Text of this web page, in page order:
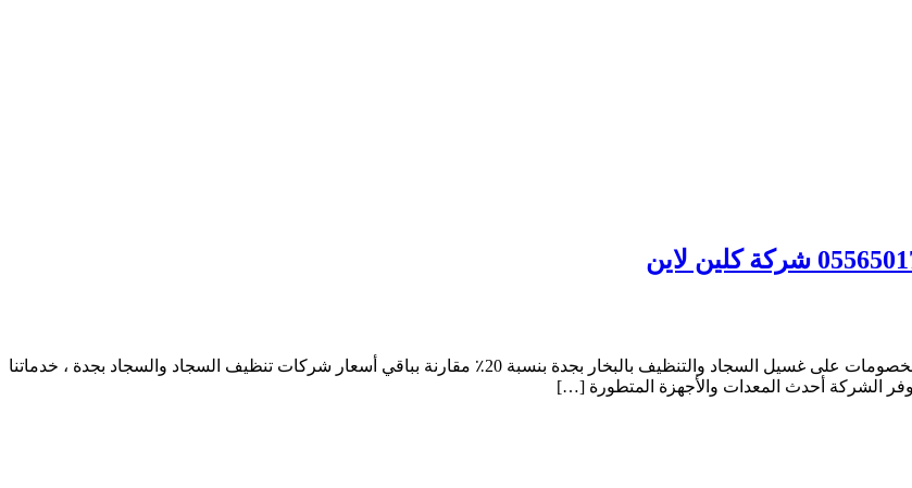
شركة تنظيف سجاد بجدة في كلين لاين للخدمات التي تقدم أفضل العروض والخصومات على غسيل السجاد والتنظيف بالبخار بجدة بنسبة 20٪ مقارنة بباقي أسعار شركات تنظيف السجاد والسجاد بجدة ، خدماتنا
الشركة أحدث المعدات والأجهزة المتطورة […]